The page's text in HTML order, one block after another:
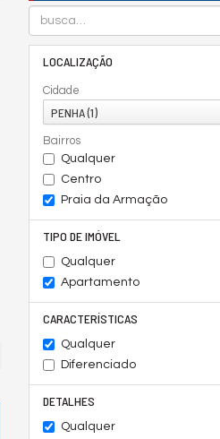
LOCALIZAÇÃO
Cidade
PENHA (1)
Bairros
Qualquer
Centro
Praia da Armação
TIPO DE IMÓVEL
Qualquer
Apartamento
CARACTERÍSTICAS
Qualquer
Diferenciado
DETALHES
Qualquer